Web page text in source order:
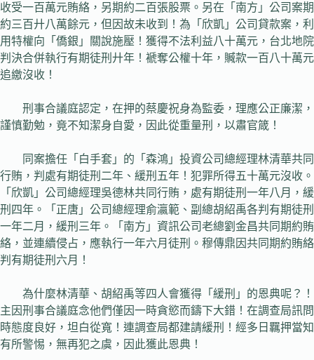
收受一百萬元賄絡，另期約二百張股票。另在「南方」公司案期
約三百廾八萬餘元，但因故未收到！為「欣凱」公司貸款案，利
用特權向「僑銀」關說施壓！獲得不法利益八十萬元，台北地院
判決合併執行有期徒刑廾年！褫奪公權十年，贓款一百八十萬元
追繳沒收！
刑事合議庭認定，在押的蔡慶祝身為監委，理應公正廉潔，
謹慎勤勉，竟不知潔身自愛，因此從重量刑，以肅官箴！
同案擔任「白手套」的「森鴻」投資公司總經理林清華共同
行賄，判處有期徒刑二年、緩刑五年！犯罪所得五十萬元沒收。
「欣凱」公司總經理吳德林共同行賄，處有期徒刑一年八月，緩
刑四年。「正唐」公司總經理俞瀛範、副總胡紹禹各判有期徒刑
一年二月，緩刑三年。「南方」資訊公司老總劉金昌共同期約賄
絡，並連續侵占，應執行一年六月徒刑。穆傳鼎因共同期約賄絡
判有期徒刑六月！
為什麼林清華、胡紹禹等四人會獲得「緩刑」的恩典呢？！
主因刑事合議庭念他們僅因一時貪慾而鑄下大錯！在調查局訊問
時態度良好，坦白從寬！連調查局都建請緩刑！經多日羈押當知
有所警惕，無再犯之虞，因此獲此恩典！